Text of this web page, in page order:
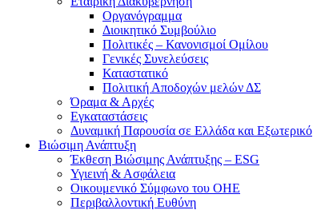
Οργανόγραμμα
Διοικητικό Συμβούλιο
Πολιτικές – Κανονισμοί Ομίλου
Γενικές Συνελεύσεις
Καταστατικό
Πολιτική Αποδοχών μελών ΔΣ
Όραμα & Αρχές
Εγκαταστάσεις
Δυναμική Παρουσία σε Ελλάδα και Εξωτερικό
Βιώσιμη Ανάπτυξη
Έκθεση Βιώσιμης Ανάπτυξης – ESG
Υγιεινή & Ασφάλεια
Οικουμενικό Σύμφωνο του ΟΗΕ
Περιβαλλοντική Ευθύνη